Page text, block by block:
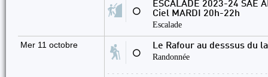
⚪
ESCALADE 2023-24 SAE
Ciel MARDI 20h-22h
Escalade
Mer 11 octobre
⚪
Le Rafour au desssus du
Randonnée